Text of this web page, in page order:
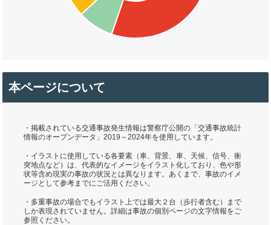
本ページについて
・掲載されている交通事故発生情報は警察庁公開の「交通事故統計
情報のオープンデータ」2019～2024年を使用しています。
・イラストに使用している各要素（車、背景、車、天候、信号、衝
突地点など）は、代表的なイメージをイラスト化しており、色や形
状等含め現実の事故の状況とは異なります。あくまで、事故のイメ
ージとして参考までにご活用ください。
・多重事故の場合でもイラスト上では最大２台（歩行者含む）まで
しか表現されていません。詳細は事故の個別ページの文字情報をご
参照ください。